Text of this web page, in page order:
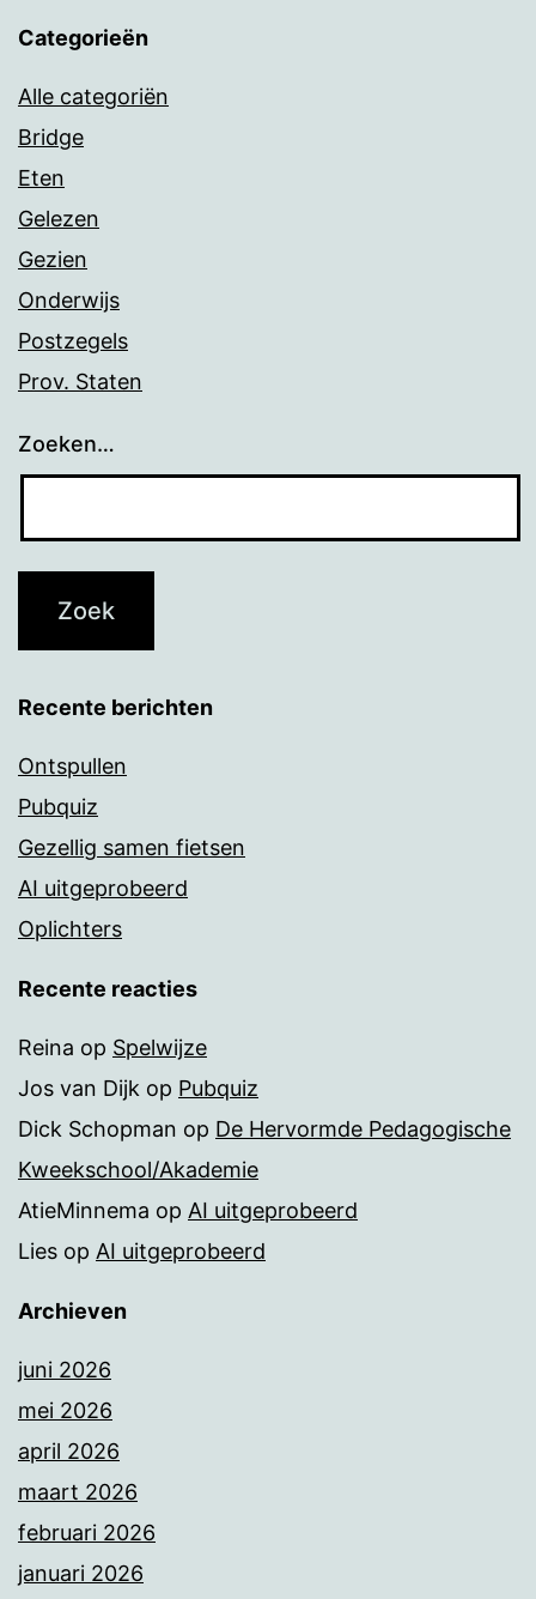
Categorieën
Alle categoriën
Bridge
Eten
Gelezen
Gezien
Onderwijs
Postzegels
Prov. Staten
Zoeken…
Recente berichten
Ontspullen
Pubquiz
Gezellig samen fietsen
AI uitgeprobeerd
Oplichters
Recente reacties
Reina op Spelwijze
Jos van Dijk op Pubquiz
Dick Schopman op De Hervormde Pedagogische
Kweekschool/Akademie
AtieMinnema op AI uitgeprobeerd
Lies op AI uitgeprobeerd
Archieven
juni 2026
mei 2026
april 2026
maart 2026
februari 2026
januari 2026